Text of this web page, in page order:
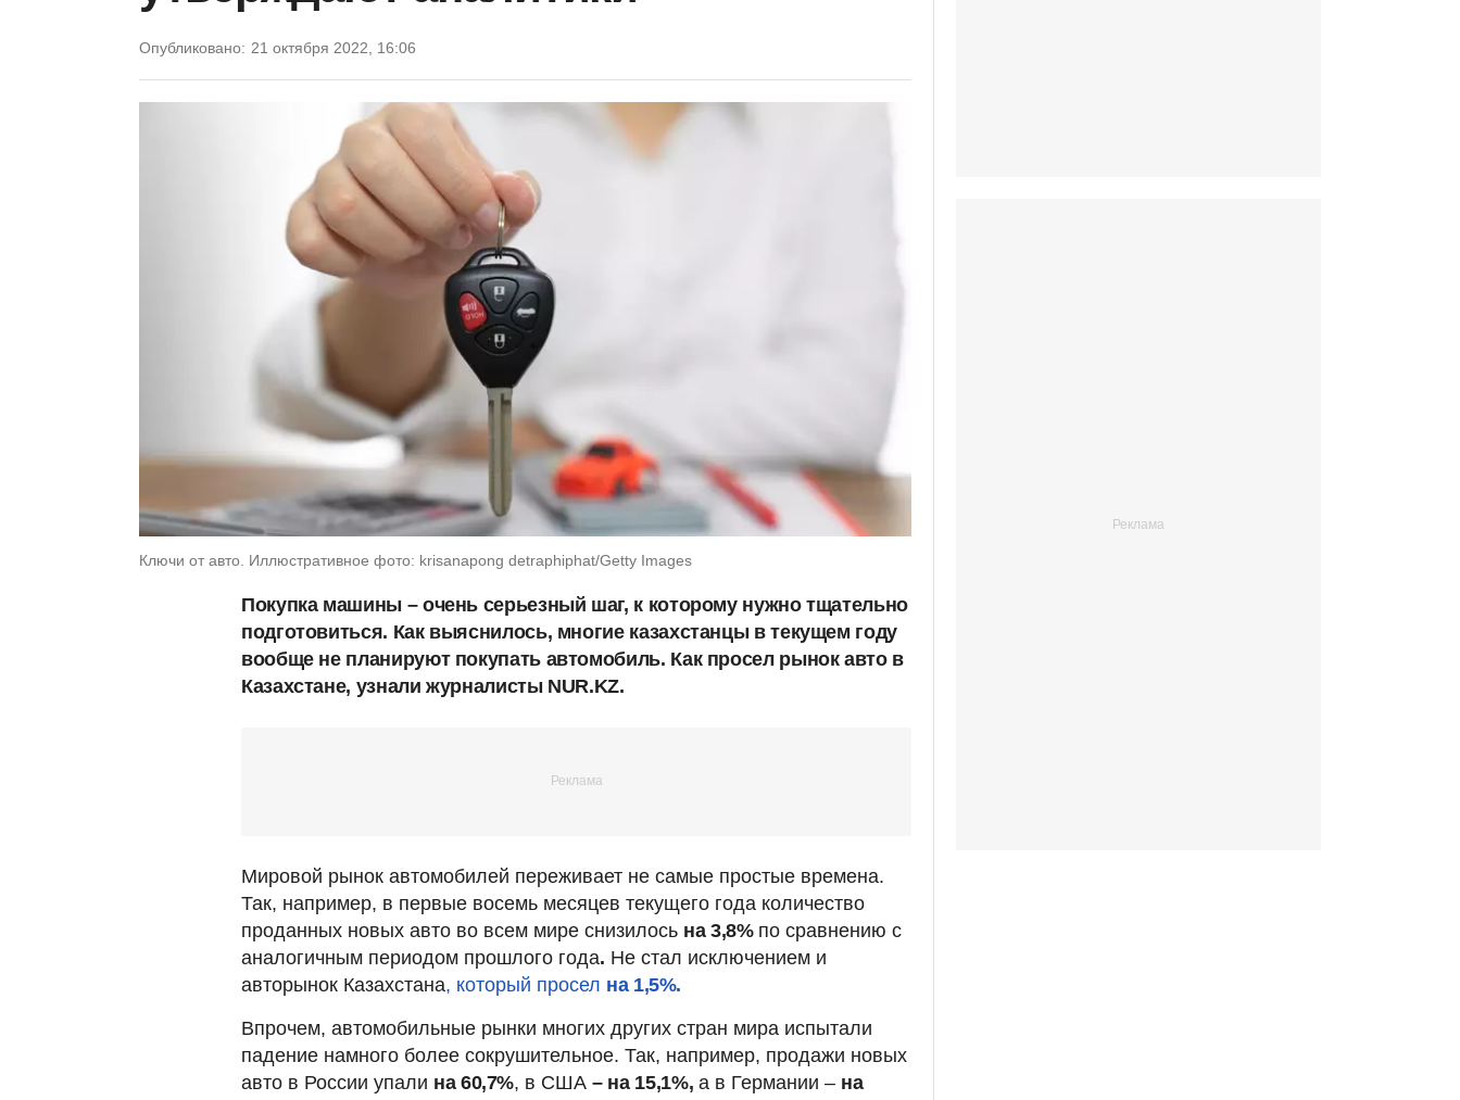
Опубликовано: 21 октября 2022, 16:06
Ключи от авто. Иллюстративное фото: krisanapong detraphiphat/Getty Images
Покупка машины – очень серьезный шаг, к которому нужно тщательно
подготовиться. Как выяснилось, многие казахстанцы в текущем году
вообще не планируют покупать автомобиль. Как просел рынок авто в
Казахстане, узнали журналисты NUR.KZ.
Мировой рынок автомобилей переживает не самые простые времена.
Так, например, в первые восемь месяцев текущего года количество
проданных новых авто во всем мире снизилось на 3,8% по сравнению с
аналогичным периодом прошлого года. Не стал исключением и
авторынок Казахстана, который просел на 1,5%.
Впрочем, автомобильные рынки многих других стран мира испытали
падение намного более сокрушительное. Так, например, продажи новых
авто в России упали на 60,7%, в США– на 15,1%, а в Германии – на